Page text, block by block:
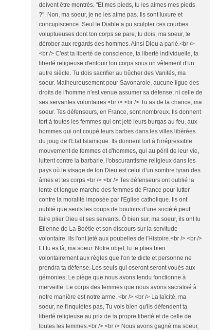
doivent être montrés. "Et mes pieds, tu les aimes mes pieds
?". Non, ma soeur, je ne les aime pas. Ils sont luxure et
concupiscence. Seul le Diable a pu sculpter ces courbes
voluptueuses dont ton corps se pare, tu dois, ma soeur, te
dérober aux regards des hommes. Ainsi Dieu a parlé.<br />
<br /> C'est ta liberté de conscience, ta liberté individuelle, ta
liberté religieuse d'enfouir ton corps sous un vêtement d'un
autre siècle. Tu dois sacrifier au bûcher des Vanités, ma
soeur. Malheureusement pour Savonarole, aucune ligue des
droits de l'homme n'est venue assumer sa défense, ni celle de
ses servantes volontaires.<br /> <br /> Tu as de la chance, ma
soeur. Tes défenseurs, en France, sont nombreux. Ils donnent
tort à toutes les femmes qui ont jeté leurs burqas au feu, aux
hommes qui ont coupé leurs barbes dans les villes libérées
du joug de l'Etat Islamique. Ils donnent tort à l'irrépressible
mouvement de femmes et d'hommes, qui au péril de leur vie,
luttent contre la barbarie, l'obscurantisme religieux dans les
pays où le visage de ton Dieu est celui d'un sombre tyran des
âmes et tes corps.<br /> <br /> Tes défenseurs ont oublié la
lente et longue marche des femmes de France pour lutter
contre la moralité imposée par l'Eglise catholique. Ils ont
oublié que seuls les coups de boutoirs d'une société peut
faire plier Dieu et ses servants. Ô bien sur, ma soeur, ils ont lu
Etienne de La Boétie et son discours sur la servitude
volontaire. Ils l'ont jeté aux poubelles de l'Histoire.<br /> <br />
Et tu es là, ma soeur. Notre objet, tu te plies bien
volontairement aux règles que l'on te dicte et personne ne
prendra ta défense. Les seuls qui oseront seront voués aux
gémonies, Le piège que nous avons tendu fonctionne à
merveille. Le corps des femmes que nous avons sacralisé à
notre manière est notre arme. <br /> <br /> La laïcité, ma
soeur, ne t'inquiètes pas, Tu vois bien qu'ils défendent ta
liberté religieuse au prix de ta propre liberté et de celle de
toutes les femmes.<br /> <br /> Nous avons gagné ma soeur,